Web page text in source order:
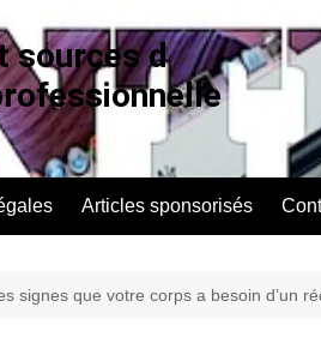
sources d
Articles sponsorisés
signes que votre corps a besoin d’un